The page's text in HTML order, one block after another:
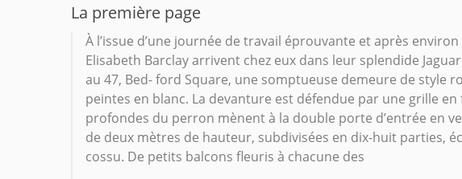
La première page
À l’issue d’une journée de travail éprouvante et après
Elisabeth Barclay arrivent chez eux dans leur splendide
au 47, Bed- ford Square, une somptueuse demeure de style
peintes en blanc. La devanture est défendue par une grille
profondes du perron mènent à la double porte d’entrée en
de deux mètres de hauteur, subdivisées en dix-huit parties,
cossu. De petits balcons fleuris à chacune des